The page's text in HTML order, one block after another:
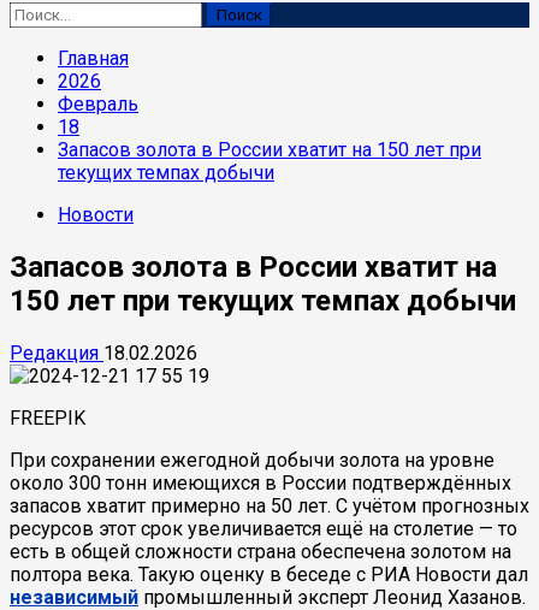
Основное
меню
Найти:
Главная
2026
Февраль
18
Запасов золота в России хватит на 150 лет при
текущих темпах добычи
Новости
Запасов золота в России хватит на
150 лет при текущих темпах добычи
Редакция 18.02.2026
FREEPIK
При сохранении ежегодной добычи золота на уровне
около 300 тонн имеющихся в России подтверждённых
запасов хватит примерно на 50 лет. С учётом прогнозных
ресурсов этот срок увеличивается ещё на столетие — то
есть в общей сложности страна обеспечена золотом на
полтора века. Такую оценку в беседе с РИА Новости дал
независимый промышленный эксперт Леонид Хазанов.